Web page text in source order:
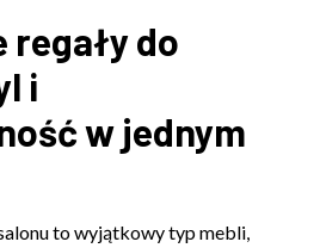
regały do
i
w jednym
to wyjątkowy typ mebli,